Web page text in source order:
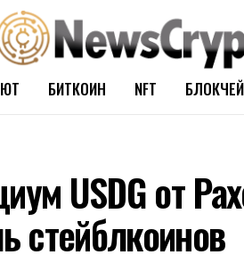
БИТКОИН NFT
USDG от
стейблкоинов